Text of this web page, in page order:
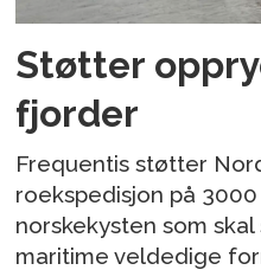
Støtter
fjorder
Frequentis støtter
roekspedisjon på
norskekysten som
maritime veldedige